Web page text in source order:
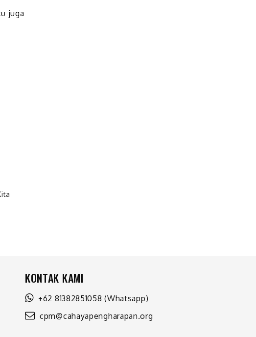
juga
KONTAK KAMI
+62 81382851058 (Whatsapp)
cpm@cahayapengharapan.org